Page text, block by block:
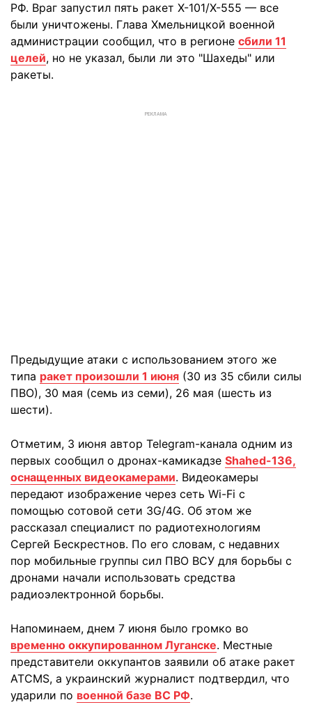
РФ. Враг запустил пять ракет Х-101/Х-555 — все
были уничтожены. Глава Хмельницкой военной
администрации сообщил, что в регионе сбили 11
целей, но не указал, были ли это "Шахеды" или
ракеты.
РЕКЛАМА
Предыдущие атаки с использованием этого же
типа ракет произошли 1 июня (30 из 35 сбили силы
ПВО), 30 мая (семь из семи), 26 мая (шесть из
шести).
Отметим, 3 июня автор Telegram-канала одним из
первых сообщил о дронах-камикадзе Shahed-136,
оснащенных видеокамерами. Видеокамеры
передают изображение через сеть Wi-Fi с
помощью сотовой сети 3G/4G. Об этом же
рассказал специалист по радиотехнологиям
Сергей Бескрестнов. По его словам, с недавних
пор мобильные группы сил ПВО ВСУ для борьбы с
дронами начали использовать средства
радиоэлектронной борьбы.
Напоминаем, днем 7 июня было громко во
временно оккупированном Луганске. Местные
представители оккупантов заявили об атаке ракет
ATCMS, а украинский журналист подтвердил, что
ударили по военной базе ВС РФ.